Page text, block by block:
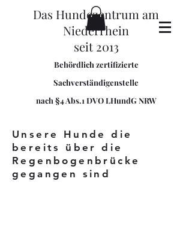
Das Hundezentrum am
Niederrhein
seit 2013
Behördlich zertifizierte
Sachverständigenstelle
nach §4 Abs.1 DVO LHundG NRW
Unsere Hunde die
bereits über die
Regenbogenbrücke
gegangen sind